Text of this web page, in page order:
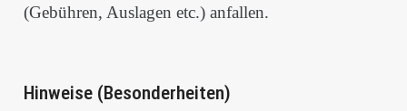
(Gebühren, Auslagen etc.) anfallen.
Hinweise (Besonderheiten)